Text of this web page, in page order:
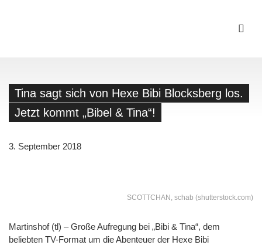
Tina sagt sich von Hexe Bibi Blocksberg los.
Jetzt kommt „Bibel & Tina“!
3. September 2018
SCOTTCHAN, schab (shutterstock.com)
Martinshof (tl) – Große Aufregung bei „Bibi & Tina“, dem
beliebten TV-Format um die Abenteuer der Hexe Bibi